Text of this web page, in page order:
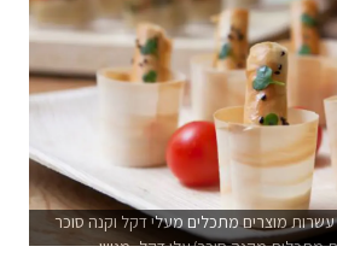
עשרות מוצרים מתכלים מעלי דקל וקנה סוכר
מתכלות מקנה סוכר/עלי דקל, מגשי